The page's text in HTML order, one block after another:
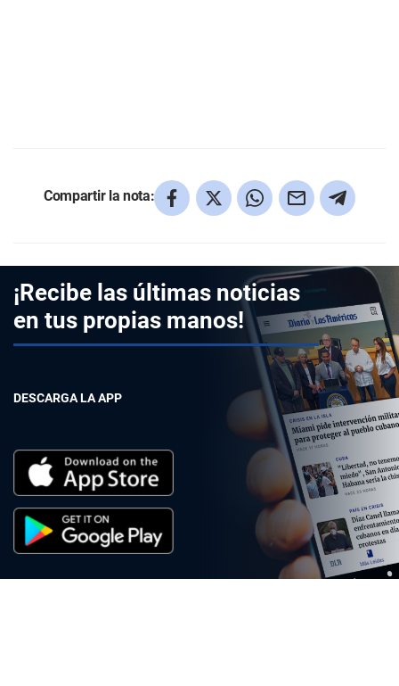
Compartir la nota:
¡Recibe las últimas noticias
en tus propias manos!
DESCARGA LA APP